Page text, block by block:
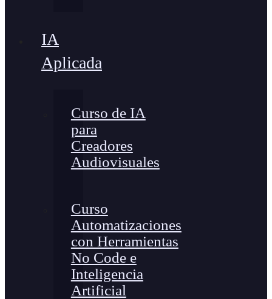
IA
Aplicada
Curso de IA
para
Creadores
Audiovisuales
Curso
Automatizaciones
con Herramientas
No Code e
Inteligencia
Artificial